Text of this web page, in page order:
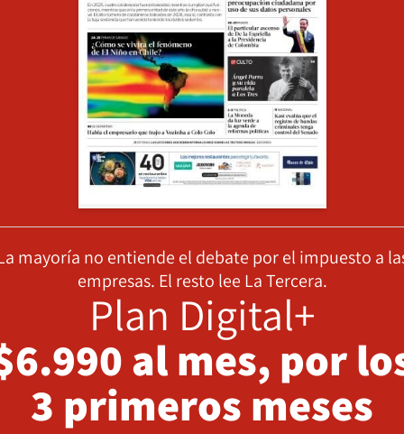
mayoría no entiende el debate por el impuesto a
empresas. El resto lee La Tercera.
Plan Digital+
al mes, por
3 primeros meses